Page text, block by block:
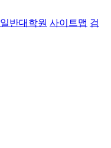
일반대학원 사이트맵 검